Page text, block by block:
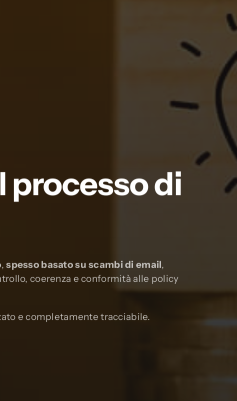
processo di
,spesso basato su scambi di email,
coerenza e conformità alle policy
e completamente tracciabile.